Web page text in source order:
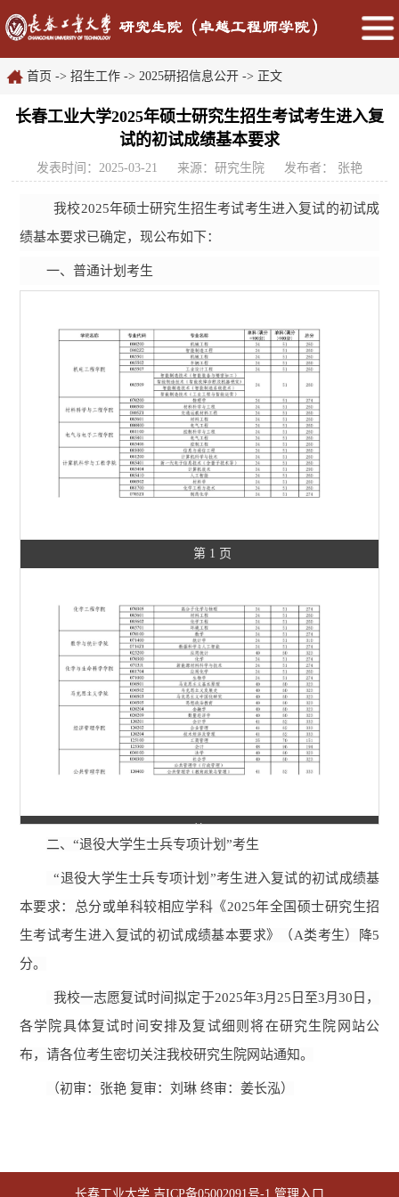
首页 -> 招生工作 -> 2025研招信息公开 -> 正文
长春工业大学2025年硕士研究生招生考试考生进入复
试的初试成绩基本要求
发表时间：2025-03-21 来源：研究生院 发布者： 张艳
我校2025年硕士研究生招生考试考生进入复试的初试成
绩基本要求已确定，现公布如下：
一、普通计划考生
第 1 页
二、“退役大学生士兵专项计划”考生
“退役大学生士兵专项计划”考生进入复试的初试成绩基
本要求：总分或单科较相应学科《2025年全国硕士研究生招
生考试考生进入复试的初试成绩基本要求》（A类考生）降5
分。
我校一志愿复试时间拟定于2025年3月25日至3月30日，
各学院具体复试时间安排及复试细则将在研究生院网站公
布，请各位考生密切关注我校研究生院网站通知。
（初审：张艳 复审：刘琳 终审：姜长泓）
长春工业大学 吉ICP备05002091号-1 管理入口